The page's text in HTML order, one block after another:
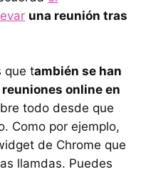
una reunión tras
que también se han
online en
todo desde que
Como por ejemplo,
de Chrome que
llamdas. Puedes